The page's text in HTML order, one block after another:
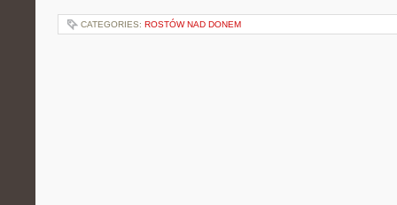
CATEGORIES: ROSTÓW NAD DONEM